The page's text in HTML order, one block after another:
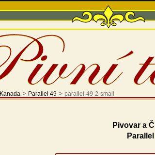
Kanada> Parallel 49> parallel-49-2-small
Pivovar a